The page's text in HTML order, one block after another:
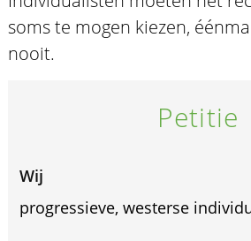
soms te mogen kiezen,
nooit.
Petitie
Wij
progressieve, westerse